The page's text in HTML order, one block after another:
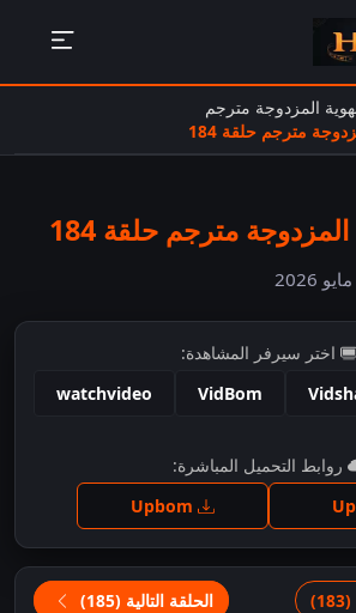
المزدوجة مترجم
مترجم حلقة 184
مترجم حلقة 184
اختر سيرفر المشاهدة:
VidBom
watchvideo
اضغط للمشاهدة
روابط التحميل المباشرة:
الحلقة التالية (185)